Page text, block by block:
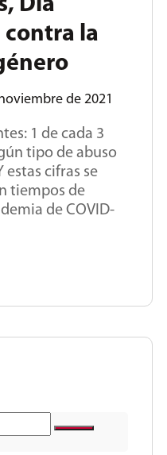
Día
la
de 2021
1 de cada 3
tipo de abuso
estas cifras se
tiempos de
de COVID-